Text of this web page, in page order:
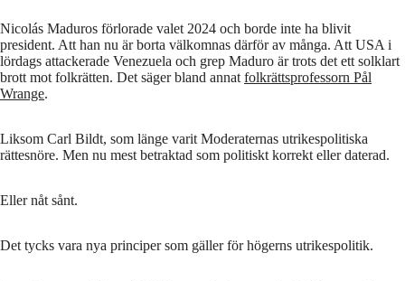
Nicolás Maduros förlorade valet 2024 och borde inte ha blivit
president. Att han nu är borta välkomnas därför av många. Att USA i
lördags attackerade Venezuela och grep Maduro är trots det ett solklart
brott mot folkrätten. Det säger bland annat folkrättsprofessorn Pål
Wrange.
Liksom Carl Bildt, som länge varit Moderaternas utrikespolitiska
rättesnöre. Men nu mest betraktad som politiskt korrekt eller daterad.
Eller nåt sånt.
Det tycks vara nya principer som gäller för högerns utrikespolitik.